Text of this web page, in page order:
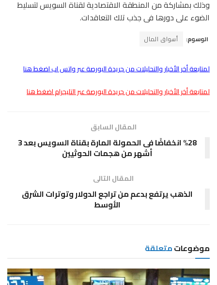
وذلك بمشاركة من المنطقة الاقتصادية لقناة السويس لتسليط
الضوء على دورها فى جذب تلك التعاقدات.
الوسوم: أسواق المال
لمتابعة أخر الأخبار والتحليلات من جريدة البورصة عبر واتس اب اضغط هنا
لمتابعة أخر الأخبار والتحليلات من جريدة البورصة عبر التليجرام اضغط هنا
المقال السابق
%28 انخفاضًا فى الحمولة المارة بقناة السويس بعد 3
أشهر من هجمات الحوثيين
المقال التالى
الذهب يرتفع بدعم من تراجع الدولار وتوترات الشرق
الأوسط
موضوعاتمتعلقة